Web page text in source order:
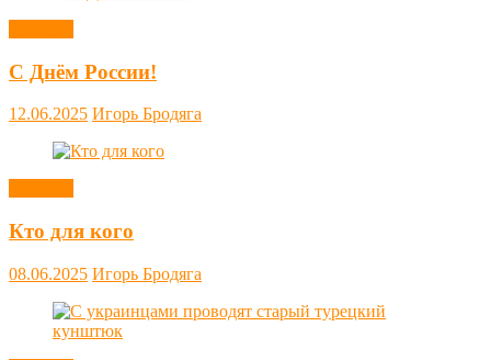
С Днём России!
12.06.2025 Игорь Бродяга
Кто для кого
08.06.2025 Игорь Бродяга